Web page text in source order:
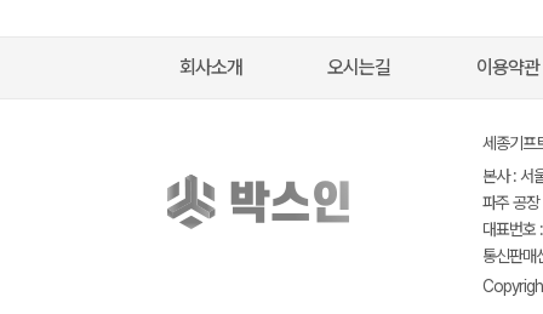
회사소개 오시는길 이용약관
세종기
본사 : 서
파주 공
대표번
통신판